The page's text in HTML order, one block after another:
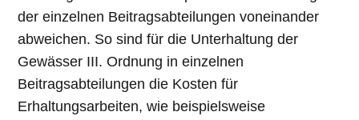
der einzelnen Beitragsabteilungen voneinander
abweichen. So sind für die Unterhaltung der
Gewässer III. Ordnung in einzelnen
Beitragsabteilungen die Kosten für
Erhaltungsarbeiten, wie beispielsweise